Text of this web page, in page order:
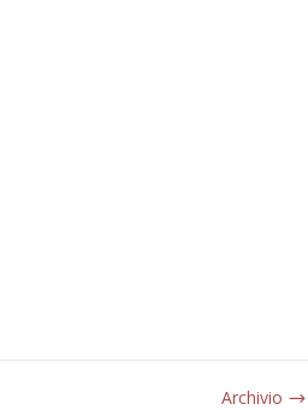
Archivio